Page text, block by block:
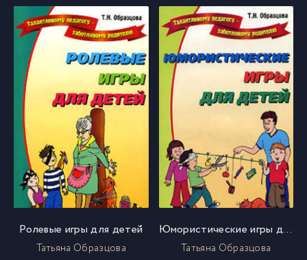
Ролевые игры для детей
Татьяна Образцова
Юмористические игры для детей
Татьяна Образцова